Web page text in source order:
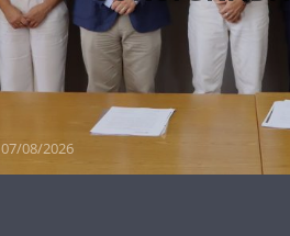
07/08/2026